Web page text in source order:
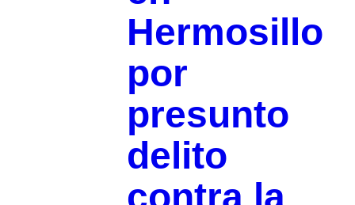
Hermosillo
por
presunto
delito